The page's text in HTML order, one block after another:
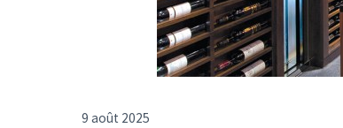
9 août 2025